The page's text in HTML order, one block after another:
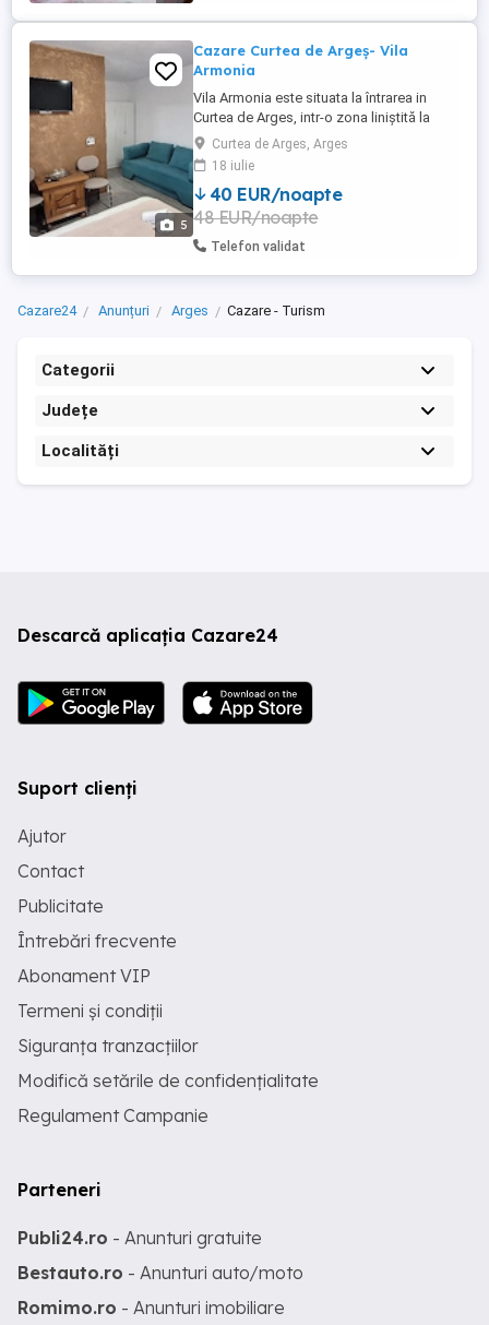
5
Cazare Curtea de Argeș- Vila
Armonia
Vila Armonia este situata la întrarea in
Curtea de Arges, intr-o zona liniștită la
doar 9 km față de Mănăstirea Curtea de
Argeș și 43 km de Barajul Vidraru. Va
punem la dispoziție 6 camere duble ce
dispun de baie proprie, TV, Wi-Fi, terasă
spațioasă și loc de grătar.
Curtea de Arges, Arges
18 iulie
40 EUR/noapte
48 EUR/noapte
Telefon validat
Cazare24 Anunțuri Arges Cazare - Turism
Categorii
Județe
Localități
Descarcă aplicația Cazare24
Suport clienți
Ajutor
Contact
Publicitate
Întrebări frecvente
Abonament VIP
Termeni și condiții
Siguranța tranzacțiilor
Modifică setările de confidențialitate
Regulament Campanie
Parteneri
Publi24.ro - Anunturi gratuite
Bestauto.ro - Anunturi auto/moto
Romimo.ro - Anunturi imobiliare